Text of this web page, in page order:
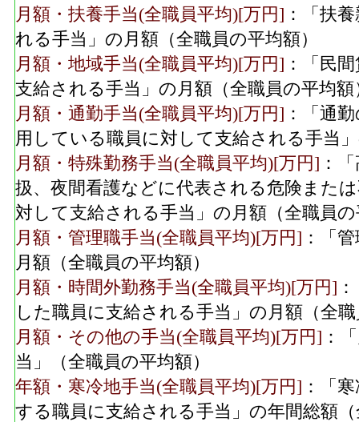
月額・扶養手当(全職員平均)[万円] ：「扶
れる手当」の月額（全職員の平均額）
月額・地域手当(全職員平均)[万円] ：「民
支給される手当」の月額（全職員の平均額
月額・通勤手当(全職員平均)[万円] ：「通
用している職員に対して支給される手当
月額・特殊勤務手当(全職員平均)[万円] ：
扱、夜間看護などに代表される危険また
対して支給される手当」の月額（全職員
月額・管理職手当(全職員平均)[万円] ：「
月額（全職員の平均額）
月額・時間外勤務手当(全職員平均)[万円]
した職員に支給される手当」の月額（全
月額・その他の手当(全職員平均)[万円] ：
当」（全職員の平均額）
年額・寒冷地手当(全職員平均)[万円] ：「
する職員に支給される手当」の年間総額